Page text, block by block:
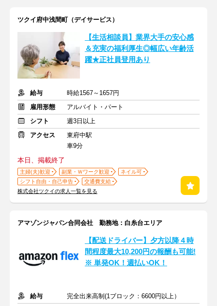
ツクイ府中浅間町（デイサービス）
【生活相談員】業界大手の安心感
＆充実の福利厚生◎幅広い年齢活
躍★正社員登用あり
給与
時給1567～1657円
雇用形態
アルバイト・パート
シフト
週3日以上
アクセス
東府中駅
車9分
本日、掲載終了
主婦(夫)歓迎 副業・Ｗワーク歓迎
ネイル可
シフト自由・自己申告
交通費支給
株式会社ツクイの求人一覧を見る
アマゾンジャパン合同会社 勤務地：白糸台エリア
【配送ドライバー】夕方以降４時
間程度最大10,200円の報酬も可能!
※ 単発OK！週払いOK！
給与
完全出来高制(1ブロック：6600円以上）